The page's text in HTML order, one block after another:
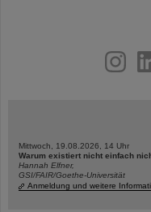
youtube
Mittwoch, 19.08.2026, 14 Uhr
Warum existiert nicht einfach
Hannah Elfner,
GSI/FAIR/Goethe-Universität
Anmeldung und weitere